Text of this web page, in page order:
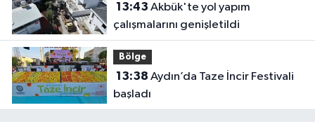
13:43
çalışmalarını genişletildi
Bölge
13:38
başladı